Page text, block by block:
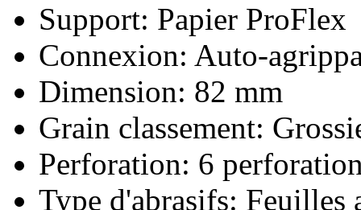
Support: Papier ProFlex
Connexion: Auto-
Dimension: 82 mm
Grain classement:
Perforation: 6
Type d'abrasifs: Feuilles